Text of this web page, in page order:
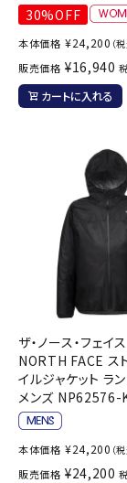
30%OFF
本体価格 ¥24,200 （
販売価格 ¥16,940
カートに入れる
ザ・ノース・フェイ
NORTH FACE ス
イルジャケット ラ
メンズ NP62576-
本体価格 ¥24,200 （
販売価格 ¥24,200